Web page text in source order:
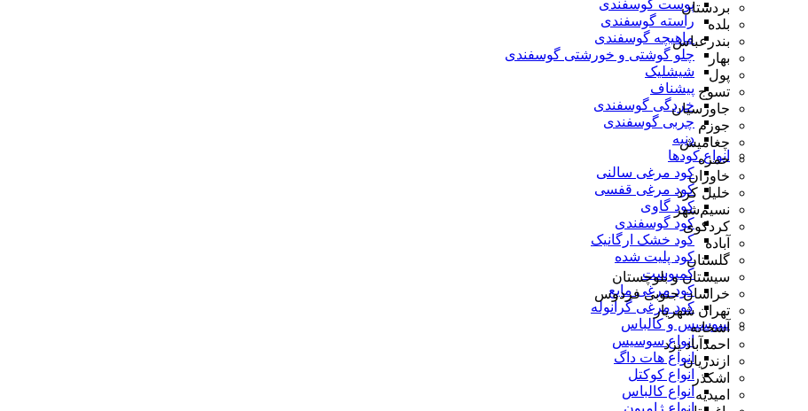
پوست گوسفندی
راسته گوسفندی
ماهیچه گوسفندی
چلو گوشتی و خورشتی گوسفندی
شیشلیک
پیشناف
خردگی گوسفندی
چربی گوسفندی
دنبه
انواع کودها
کود مرغی سالنی
کود مرغی قفسی
کود گاوی
کود گوسفندی
کود خشک ارگانیک
کود پلیت شده
کمپوست
کود مرغی مایع
کود مرغی گرانوله
سوسیس و کالباس
انواع سوسیس
انواع هات داگ
انواع کوکتل
انواع کالباس
بردستان
بلده
بندرعباس
بهار
پول
تسوج
جاورسیان
جوزم
چغامیش
حمزه
خاوران
خلیل کرد
نسیم‌شهر
کردکوی
آباده
گلستان
سیستان و بلوچستان
خراسان جنوبی فردوس
تهران شهریار
آشخانه
احمدآباد یزد
ازندریان
اشکذر
امیدیه